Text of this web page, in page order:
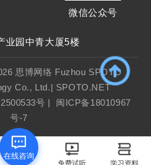
微信公众号
业园中青大厦5楼
思博网络 Fuzhou SPOTO
Co., Ltd.| SPOTO.NET
号 | 闽ICP备18010967
号-7
在线咨询
免费试听 学习资料